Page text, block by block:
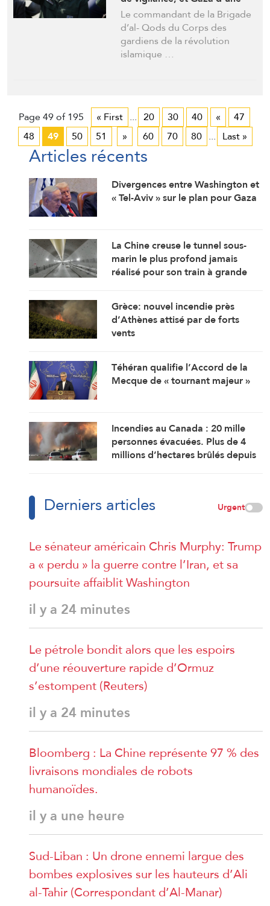
force de déluge, soyez
prudents.
Le commandant de la Brigade
d’al- Qods du Corps des
gardiens de la révolution
islamique …
Page 49 of 195 « First ... 20 30 40 «
47
48
49 50 51 » 60 70 80 ... Last »
Articles récents
Divergences entre Washington et
« Tel-Aviv » sur le plan pour Gaza
La Chine creuse le tunnel sous-
marin le plus profond jamais
réalisé pour son train à grande
Grèce: nouvel incendie près
d’Athènes attisé par de forts
vents
Téhéran qualifie l’Accord de la
Mecque de « tournant majeur »
Incendies au Canada : 20 mille
personnes évacuées. Plus de 4
millions d’hectares brûlés depuis
Derniers articles Urgent
Le sénateur américain Chris Murphy: Trump
a « perdu » la guerre contre l’Iran, et sa
poursuite affaiblit Washington
il y a 24 minutes
Le pétrole bondit alors que les espoirs
d’une réouverture rapide d’Ormuz
s’estompent (Reuters)
il y a 24 minutes
Bloomberg : La Chine représente 97 % des
livraisons mondiales de robots
humanoïdes.
il y a une heure
Sud-Liban : Un drone ennemi largue des
bombes explosives sur les hauteurs d’Ali
al-Tahir (Correspondant d’Al-Manar)